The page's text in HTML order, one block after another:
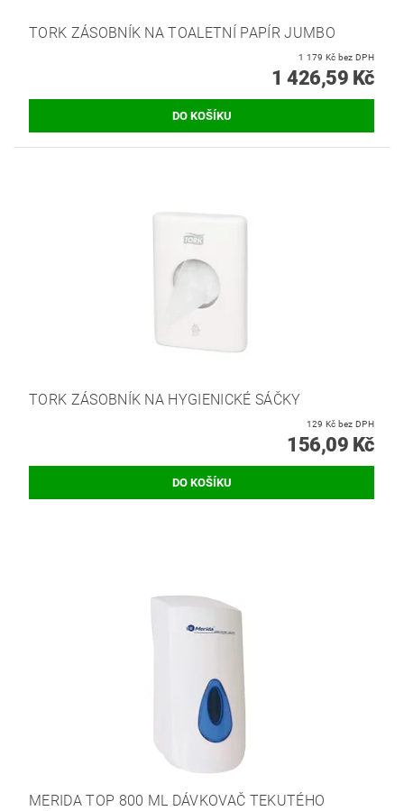
TORK ZÁSOBNÍK NA TOALETNÍ PAPÍR JUMBO
1 179 Kč bez DPH
1 426,59 Kč
TORK ZÁSOBNÍK NA HYGIENICKÉ SÁČKY
129 Kč bez DPH
156,09 Kč
MERIDA TOP 800 ML DÁVKOVAČ TEKUTÉHO